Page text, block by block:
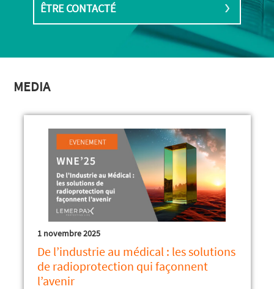
ÊTRE CONTACTÉ
MEDIA
1 novembre 2025
De l’industrie au médical : les solutions
de radioprotection qui façonnent
l’avenir